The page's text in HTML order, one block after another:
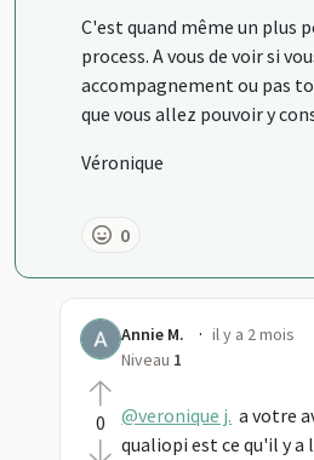
C'est quand même un plus
process. A vous de voir si
accompagnement ou pas
que vous allez pouvoir y
Véronique
0
0
Annie M. · il y a 2 mois
Niveau 1
@veronique j. a votre
qualiopi est ce qu'il y a